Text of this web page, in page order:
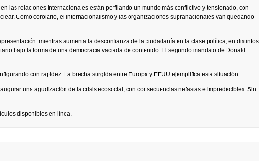
las relaciones internacionales están perfilando un mundo más conflictivo y tensionado, con
Como corolario, el internacionalismo y las organizaciones supranacionales van quedando
mientras aumenta la desconfianza de la ciudadanía en la clase política, en distintos
bajo la forma de una democracia vaciada de contenido. El segundo mandato de Donald
con rapidez. La brecha surgida entre Europa y EEUU ejemplifica esta situación.
una agudización de la crisis ecosocial, con consecuencias nefastas e impredecibles. Sin
disponibles en línea.